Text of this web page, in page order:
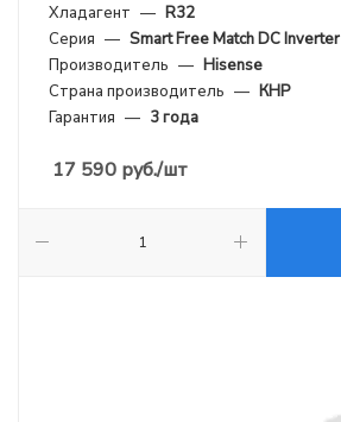
Хладагент — R32
Серия — Smart Free Match DC Inverter
Производитель — Hisense
Страна производитель — КНР
Гарантия — 3 года
17 590 руб./шт